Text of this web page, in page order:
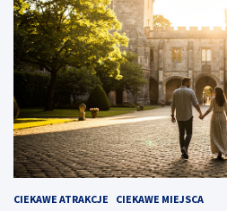
CIEKAWE ATRAKCJE CIEKAWE MIEJSCA